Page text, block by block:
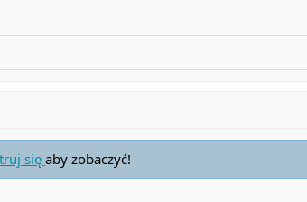
sięaby zobaczyć!